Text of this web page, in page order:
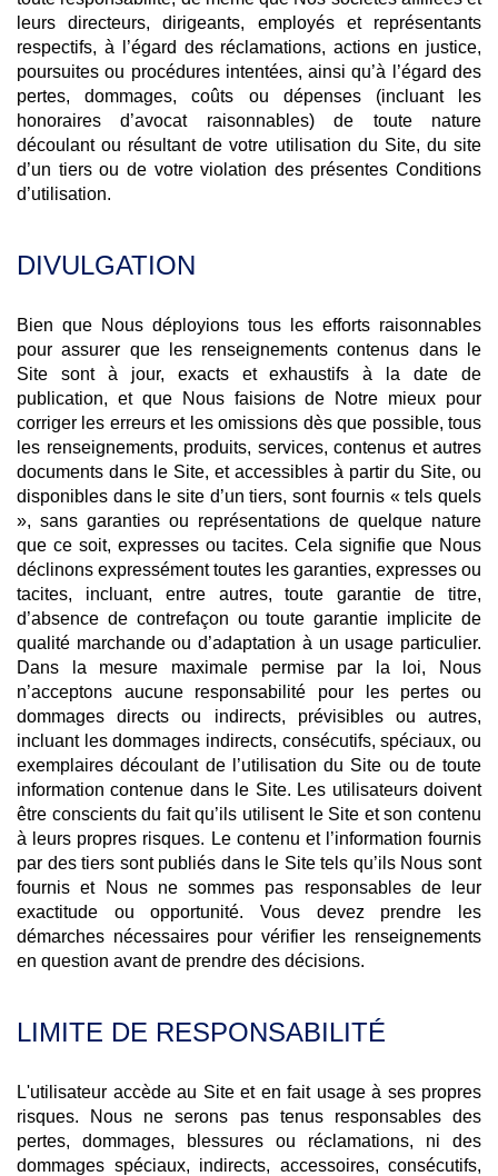
leurs directeurs, dirigeants, employés et représentants
respectifs, à l’égard des réclamations, actions en justice,
poursuites ou procédures intentées, ainsi qu’à l’égard des
pertes, dommages, coûts ou dépenses (incluant les
honoraires d’avocat raisonnables) de toute nature
découlant ou résultant de votre utilisation du Site, du site
d’un tiers ou de votre violation des présentes Conditions
d’utilisation.
DIVULGATION
Bien que Nous déployions tous les efforts raisonnables
pour assurer que les renseignements contenus dans le
Site sont à jour, exacts et exhaustifs à la date de
publication, et que Nous faisions de Notre mieux pour
corriger les erreurs et les omissions dès que possible, tous
les renseignements, produits, services, contenus et autres
documents dans le Site, et accessibles à partir du Site, ou
disponibles dans le site d’un tiers, sont fournis « tels quels
», sans garanties ou représentations de quelque nature
que ce soit, expresses ou tacites. Cela signifie que Nous
déclinons expressément toutes les garanties, expresses ou
tacites, incluant, entre autres, toute garantie de titre,
d’absence de contrefaçon ou toute garantie implicite de
qualité marchande ou d’adaptation à un usage particulier.
Dans la mesure maximale permise par la loi, Nous
n’acceptons aucune responsabilité pour les pertes ou
dommages directs ou indirects, prévisibles ou autres,
incluant les dommages indirects, consécutifs, spéciaux, ou
exemplaires découlant de l’utilisation du Site ou de toute
information contenue dans le Site. Les utilisateurs doivent
être conscients du fait qu’ils utilisent le Site et son contenu
à leurs propres risques. Le contenu et l’information fournis
par des tiers sont publiés dans le Site tels qu’ils Nous sont
fournis et Nous ne sommes pas responsables de leur
exactitude ou opportunité. Vous devez prendre les
démarches nécessaires pour vérifier les renseignements
en question avant de prendre des décisions.
LIMITE DE RESPONSABILITÉ
L'utilisateur accède au Site et en fait usage à ses propres
risques. Nous ne serons pas tenus responsables des
pertes, dommages, blessures ou réclamations, ni des
dommages spéciaux, indirects, accessoires, consécutifs,